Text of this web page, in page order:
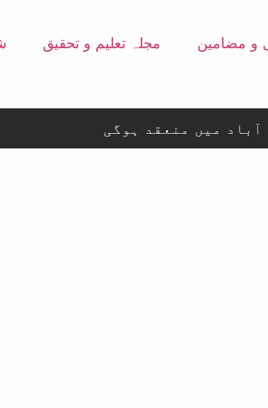
مجلہ تعلیم و تحقیق و مضامین